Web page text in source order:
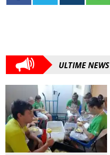
ULTIME NEWS